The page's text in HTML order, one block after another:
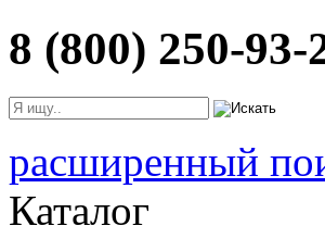
8 (800) 250-93-
расширенный
Каталог